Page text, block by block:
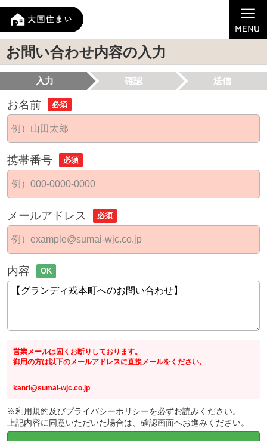
お問い合わせ内容の入力
入力 確認 送信
お名前 必須
携帯番号 必須
メールアドレス 必須
内容 OK
営業メールは固くお断りしております。
御用の方は以下のメールアドレスに直接メールをください。
kanri@sumai-wjc.co.jp
※利用規約及びプライバシーポリシーを必ずお読みください。
上記内容に同意いただいた場合は、確認画面へお進みください。